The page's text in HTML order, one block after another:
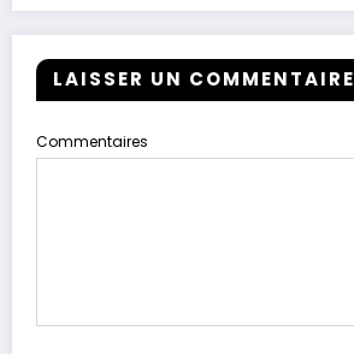
LAISSER UN COMMENTAIRE
Commentaires